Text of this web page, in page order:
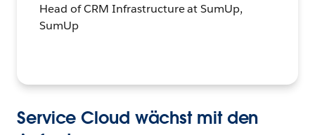
Head of CRM Infrastructure at SumUp,
SumUp
Service Cloud wächst mit den